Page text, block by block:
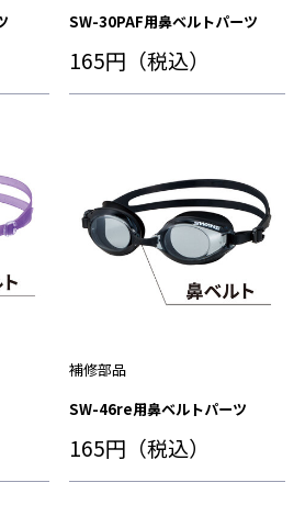
SW-30PAF用鼻ベルトパーツ
165円（税込）
補修部品
SW-46re用鼻ベルトパーツ
165円（税込）